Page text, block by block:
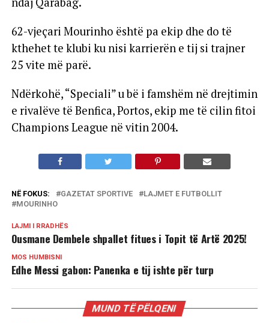
62-vjeçari Mourinho është pa ekip dhe do të
kthehet te klubi ku nisi karrierën e tij si trajner
25 vite më parë.
Ndërkohë, “Speciali” u bë i famshëm në drejtimin
e rivalëve të Benfica, Portos, ekip me të cilin fitoi
Champions League në vitin 2004.
NË FOKUS: GAZETAT SPORTIVE
LAJMET E FUTBOLLIT
MOURINHO
LAJMI I RRADHËS
Ousmane Dembele shpallet fitues i Topit të Artë 2025!
MOS HUMBISNI
Edhe Messi gabon: Panenka e tij ishte për turp
MUND TË PËLQENI